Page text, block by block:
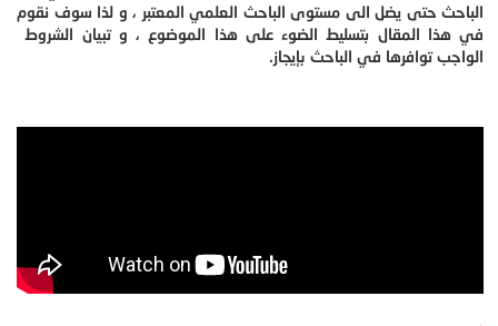
الباحث حتى يضل الى مستوى الباحث العلمي المعتبر ، و لذا سوف نقوم
في هذا المقال بتسليط الضوء على هذا الموضوع ، و تبيان الشروط
الواجب توافرها في الباحث بإيجاز.